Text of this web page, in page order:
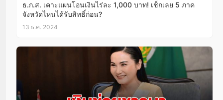
ธ.ก.ส. เคาะแผนโอนเงินไร่ละ 1,000 บาท! เช็กเลย 5 ภาค
จังหวัดไหนได้รับสิทธิ์ก่อน?
13 ธ.ค. 2024